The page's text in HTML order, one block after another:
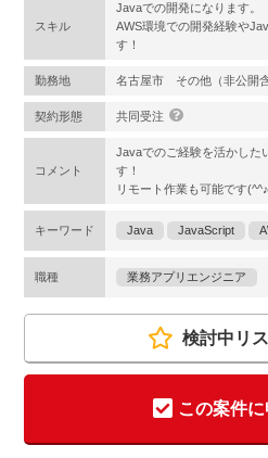
スキル
Javaでの開発になります。
AWS環境での開発経験や
す！
勤務地 名古屋市 その他（非公開含
契約形態 共同受注
コメント
Javaでのご経験を活かした
す！
リモート作業も可能です(^^♪
キーワード Java JavaScript
職種 業務アプリエンジニア
検討中リ
この案件